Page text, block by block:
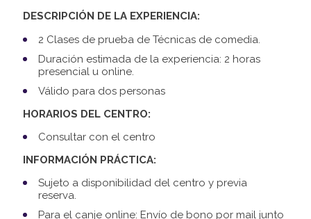
DESCRIPCIÓN DE LA EXPERIENCIA:
2 Clases de prueba de Técnicas de comedia.
Duración estimada de la experiencia: 2 horas
presencial u online.
Válido para dos personas
HORARIOS DEL CENTRO:
Consultar con el centro
INFORMACIÓN PRÁCTICA:
Sujeto a disponibilidad del centro y previa
reserva.
Para el canje online: Envío de bono por mail junto